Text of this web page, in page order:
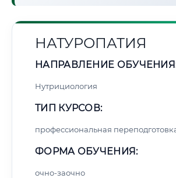
НАТУРОПАТИЯ
НАПРАВЛЕНИЕ
Нутрициология
ТИП КУРСОВ:
профессиональная
ФОРМА ОБУЧЕНИЯ:
очно-заочно